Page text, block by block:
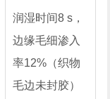
润湿时间8 s，
边缘毛细渗入
率12%（织物
毛边未封胶）